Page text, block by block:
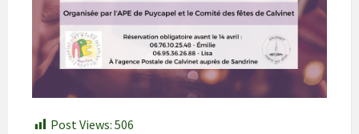
Post Views: 506